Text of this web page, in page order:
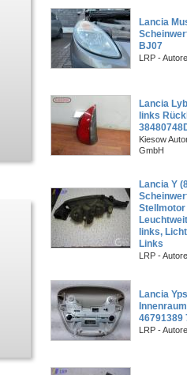
Lancia
BJ07
LRP -
Lancia
links
Kiesow
GmbH
Lancia Y
links,
Links
LRP -
Lancia
46791389
LRP -